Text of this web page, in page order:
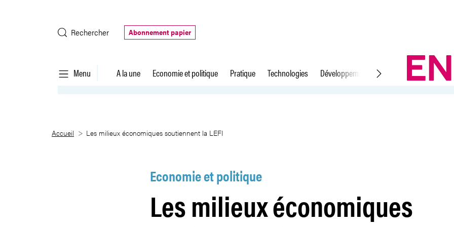
Rechercher
Abonnement papier
Menu A la une Economie et politique Pratique Technologies Développement durable Droit du travail
Les milieux économiques soutiennent la LEFI
Accueil Les milieux économiques soutiennent la LEFI
Economie et politique
Les milieux économiques